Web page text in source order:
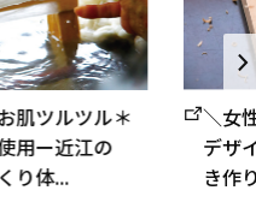
肌ツルツル＊
用ー近江の
り体...
＼女
デザ
き作